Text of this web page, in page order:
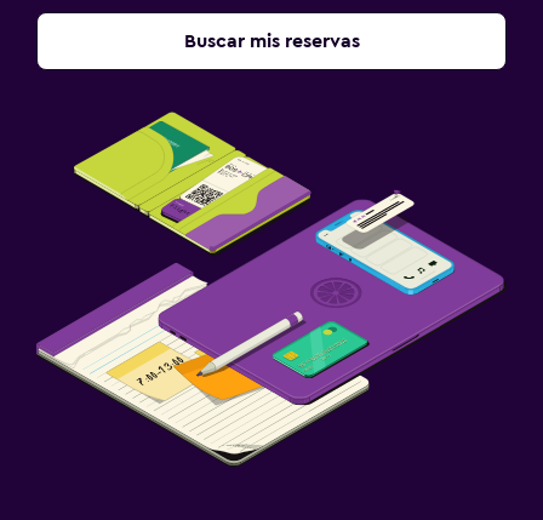
Buscar mis reservas